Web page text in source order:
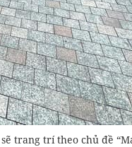
trang trí theo chủ đề